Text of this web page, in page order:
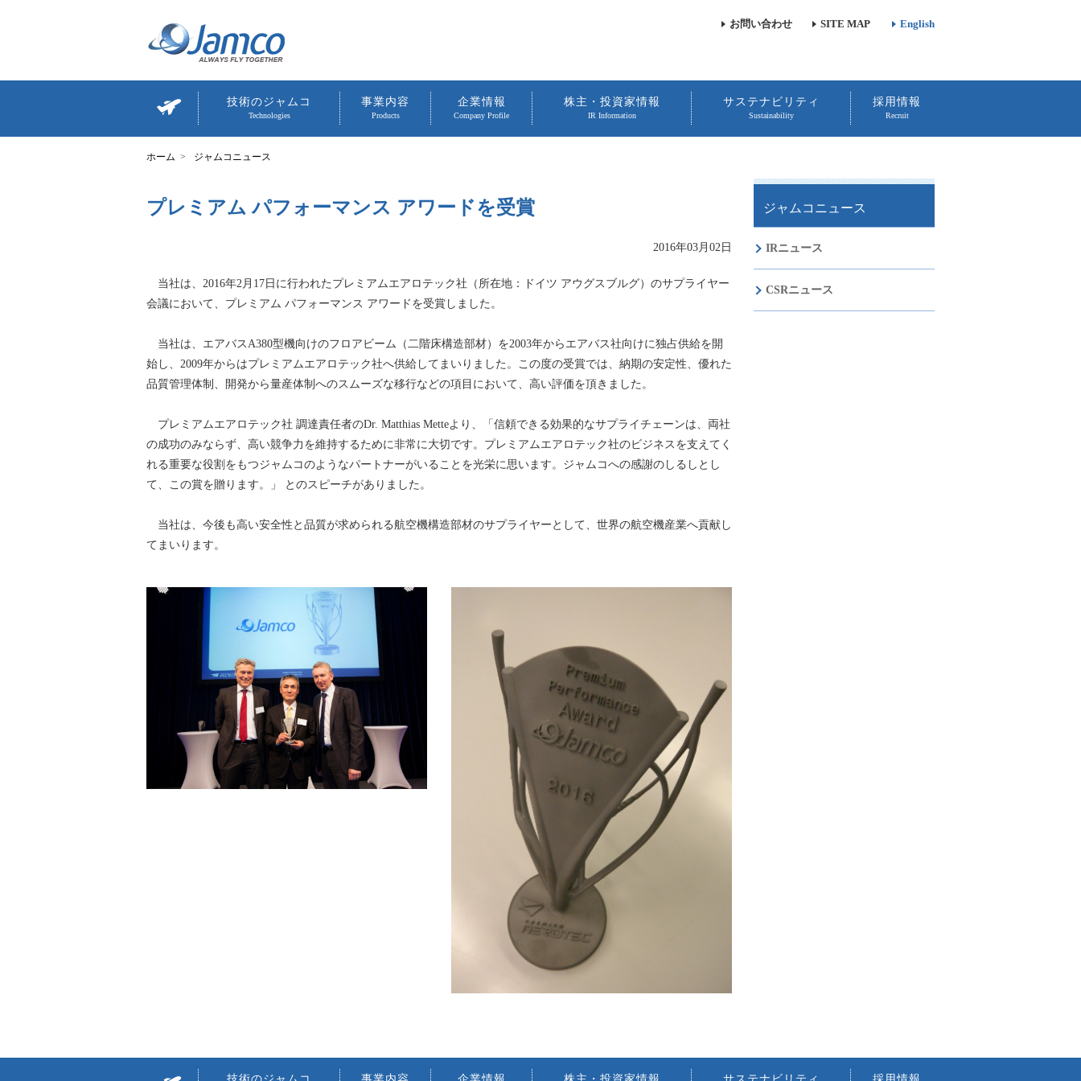
技術のジャムコ
Technologies
事業内容
Products
企業情報
Company Profile
株主・投資家情報
IR Information
サステナビリティ
Sustainability
採用情報
Recruit
English
お問い合わせ SITE MAP
ジャムコニュース
IRニュース
CSRニュース
プレミアム パフォーマンス アワードを受賞
2016年03月02日
当社は、2016年2月17日に行われたプレミアムエアロテック社（所在地：ドイツ アウグスブルグ）のサプライヤー
会議において、プレミアム パフォーマンス アワードを受賞しました。
当社は、エアバスA380型機向けのフロアビーム（二階床構造部材）を2003年からエアバス社向けに独占供給を開
始し、2009年からはプレミアムエアロテック社へ供給してまいりました。この度の受賞では、納期の安定性、優れた
品質管理体制、開発から量産体制へのスムーズな移行などの項目において、高い評価を頂きました。
プレミアムエアロテック社 調達責任者のDr. Matthias Metteより、「信頼できる効果的なサプライチェーンは、両社
の成功のみならず、高い競争力を維持するために非常に大切です。プレミアムエアロテック社のビジネスを支えてく
れる重要な役割をもつジャムコのようなパートナーがいることを光栄に思います。ジャムコへの感謝のしるしとし
て、この賞を贈ります。」 とのスピーチがありました。
当社は、今後も高い安全性と品質が求められる航空機構造部材のサプライヤーとして、世界の航空機産業へ貢献し
てまいります。
ジャムコニュース